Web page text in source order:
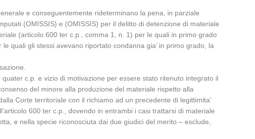
e conseguentemente rideterminano la pena, in parziale
(OMISSIS) e (OMISSIS) per il delitto di detenzione di materiale
(articolo 600 ter c.p., comma 1, n. 1) per le quali in primo grado
quali gli stessi avevano riportato condanna gia’ in primo grado, la
c.p. e vizio di motivazione per essere stato ritenuto integrato il
del minore alla produzione del materiale rispetto alla
Corte territoriale con il richiamo ad un precedente di legittimita’
600 ter c.p., dovendo in entrambi i casi trattarsi di materiale
e nella specie riconosciuta dai due giudici del merito – esclude,